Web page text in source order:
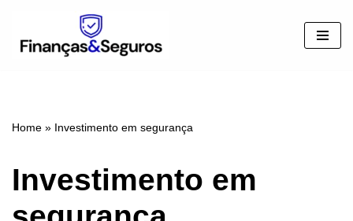
Pular
Home » Investimento em segurança
Investimento em